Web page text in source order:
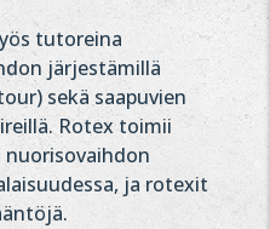
tutoreina
järjestämillä
sekä saapuvien
Rotex toimii
nuorisovaihdon
ja rotexit